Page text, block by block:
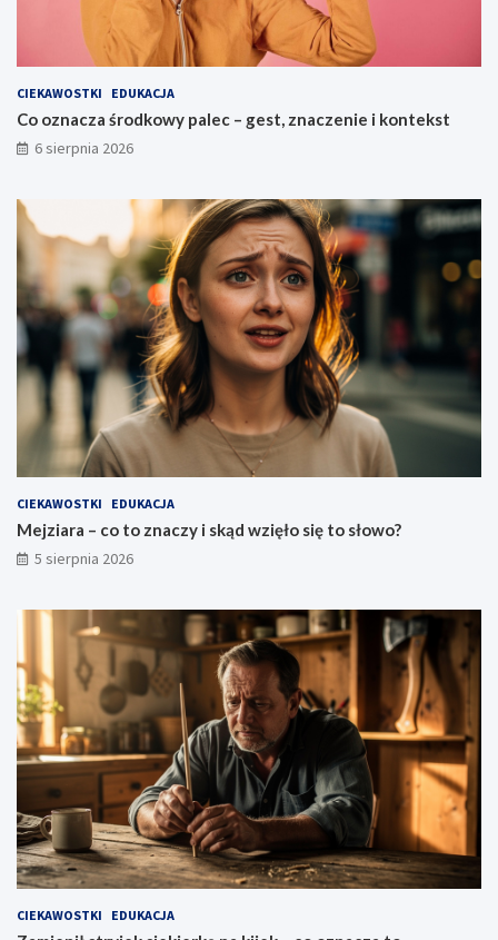
CIEKAWOSTKI EDUKACJA
Co oznacza środkowy palec – gest, znaczenie i kontekst
6 sierpnia 2026
CIEKAWOSTKI EDUKACJA
Mejziara – co to znaczy i skąd wzięło się to słowo?
5 sierpnia 2026
CIEKAWOSTKI EDUKACJA